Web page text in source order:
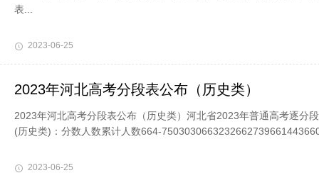
表...
2023-06-25
2023年河北高考分段表公布（历史类）
2023年河北高考分段表公布（历史类）河北省2023年普通高考逐分
(历史类)：分数人数累计人数664-
2023-06-25